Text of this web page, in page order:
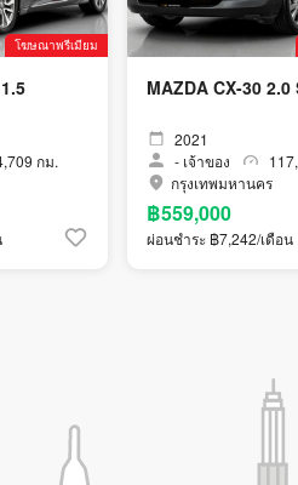
โฆษณาพรีเมียม
กม.
MAZDA CX-30 2.0
2021
- เจ้าของ
กรุงเทพมหานคร
฿559,000
ผ่อนชำระ ฿7,242/เดือน